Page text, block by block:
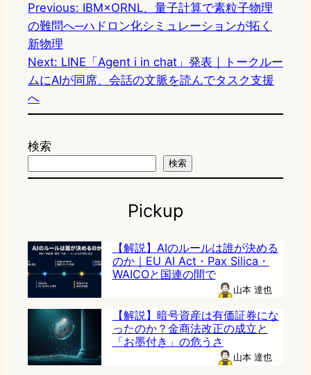
Previous: IBM×ORNL、量子計算で素粒子物理
の難問へ─ハドロン化シミュレーションが拓く
新物理
Next: LINE「Agent i in chat」発表｜トークルー
ムにAIが同席、会話の文脈を読んでタスク支援
へ
検索
検索
Pickup
【解説】AIのルールは誰が決める
のか｜EU AI Act・Pax Silica・
WAICOと国連の間で
山本 達也
【解説】暗号資産は有価証券にな
ったのか？金商法改正の成立と
「お墨付き」の危うさ
山本 達也